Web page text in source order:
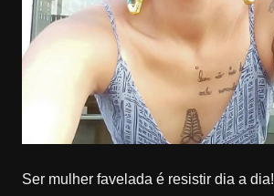
Ser mulher favelada é resistir dia a dia!